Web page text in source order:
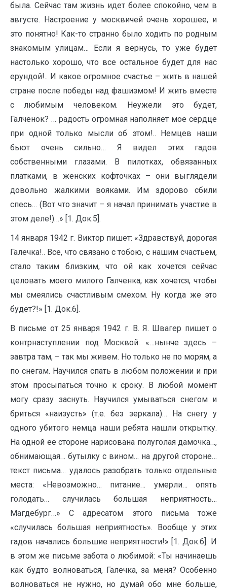
была. Сейчас там жизнь идет более спокойно, чем в
августе. Настроение у москвичей очень хорошее, и
это понятно! Как-то странно было ходить по родным
знакомым улицам… Если я вернусь, то уже будет
настолько хорошо, что все остальное будет для нас
ерундой!.. И какое огромное счастье – жить в нашей
стране после победы над фашизмом! И жить вместе
с любимым человеком. Неужели это будет,
Галченок? … радость огромная наполняет мое сердце
при одной только мысли об этом!.. Немцев наши
бьют очень сильно… Я видел этих гадов
собственными глазами. В пилотках, обвязанных
платками, в женских кофточках – они выглядели
довольно жалкими вояками. Им здорово сбили
спесь… (Вот что значит – я начал принимать участие в
этом деле!)…» [1. Док.5].
14 января 1942 г. Виктор пишет: «Здравствуй, дорогая
Галечка!.. Все, что связано с тобою, с нашим счастьем,
стало таким близким, что ой как хочется сейчас
целовать моего милого Галченка, как хочется, чтобы
мы смеялись счастливым смехом. Ну когда же это
будет?!» [1. Док.6].
В письме от 25 января 1942 г. В. Я. Швагер пишет о
контрнаступлении под Москвой: «…нынче здесь –
завтра там, – так мы живем. Но только не по морям, а
по снегам. Научился спать в любом положении и при
этом просыпаться точно к сроку. В любой момент
могу сразу заснуть. Научился умываться снегом и
бриться «наизусть» (т.е. без зеркала)… На снегу у
одного убитого немца наши ребята нашли открытку.
На одной ее стороне нарисована полуголая дамочка…,
обнимающая… бутылку с вином… на другой стороне…
текст письма… удалось разобрать только отдельные
места: «Невозможно… питание… умерли… опять
голодать… случилась большая неприятность…
Магдебург…» С адресатом этого письма тоже
«случилась большая неприятность». Вообще у этих
гадов начались большие неприятности!» [1. Док.6]. И
в этом же письме забота о любимой: «Ты начинаешь
как будто волноваться, Галечка, за меня? Особенно
волноваться не нужно, но думай обо мне больше,